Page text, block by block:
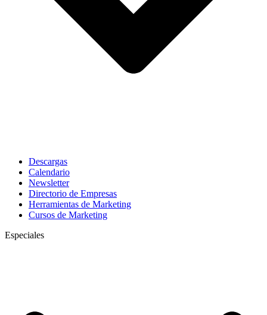
Descargas
Calendario
Newsletter
Directorio de Empresas
Herramientas de Marketing
Cursos de Marketing
Especiales